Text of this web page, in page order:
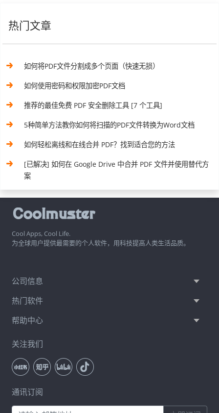
热门文章
如何将PDF文件分割成多个页面（快速无损）
如何使用密码和权限加密PDF文档
推荐的最佳免费 PDF 安全删除工具 [7 个工具]
5种简单方法教你如何将扫描的PDF文件转换为Word文档
如何轻松离线和在线合并 PDF？找到适合您的方法
[已解决] 如何在 Google Drive 中合并 PDF 文件并使用替代方
案
Cool Apps, Cool Life.
为全球用户提供最需要的个人软件，用科技提高人类生活品质。
公司信息
热门软件
帮助中心
关注我们
通讯订阅